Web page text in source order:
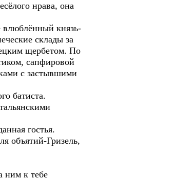
нрава, она
влюблённый князь-
склады за
щербетом. По
сапфировой
с застывшими
батиста.
гостья.
объятий-Гризель,
ним к тебе